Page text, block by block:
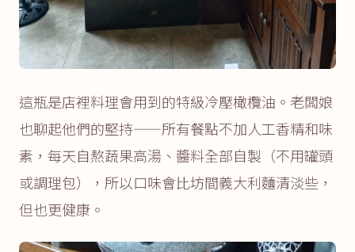
這瓶是店裡料理會用到的特級冷壓橄欖油。老闆娘
也聊起他們的堅持——所有餐點不加人工香精和味
素，每天自熬蔬果高湯、醬料全部自製（不用罐頭
或調理包），所以口味會比坊間義大利麵清淡些，
但也更健康。